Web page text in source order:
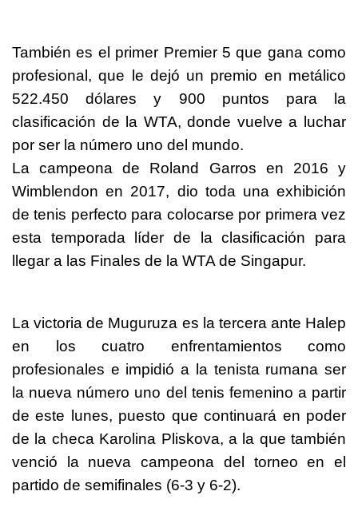
También es el primer Premier 5 que gana como
profesional, que le dejó un premio en metálico
522.450 dólares y 900 puntos para la
clasificación de la WTA, donde vuelve a luchar
por ser la número uno del mundo.
La campeona de Roland Garros en 2016 y
Wimblendon en 2017, dio toda una exhibición
de tenis perfecto para colocarse por primera vez
esta temporada líder de la clasificación para
llegar a las Finales de la WTA de Singapur.
La victoria de Muguruza es la tercera ante Halep
en los cuatro enfrentamientos como
profesionales e impidió a la tenista rumana ser
la nueva número uno del tenis femenino a partir
de este lunes, puesto que continuará en poder
de la checa Karolina Pliskova, a la que también
venció la nueva campeona del torneo en el
partido de semifinales (6-3 y 6-2).